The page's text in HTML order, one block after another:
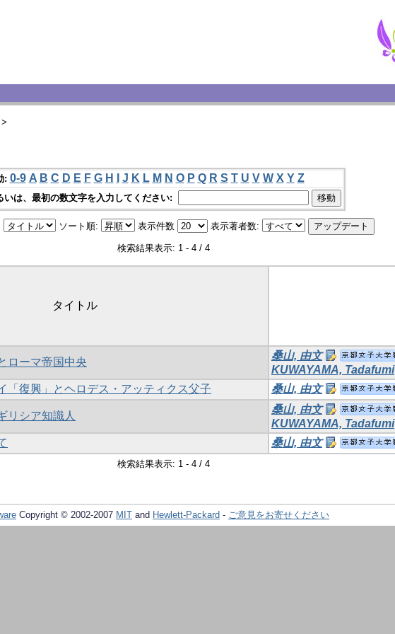
>
: 0-9 A B C D E F G H J K L M N O P Q R S T U V W X Y Z
いは、最初の数文字を入力してください:
ソート順: 表示件数 表示著者数:
検索結果表示: 1 - 4 / 4
タイトル
ローマ帝国中央
桑山, 由文
KUWAYAMA, Tadafumi
「復興」とヘロデス・アッティクス父子 桑山, 由文
リシア知識人
桑山, 由文
KUWAYAMA, Tadafumi
桑山, 由文
検索結果表示: 1 - 4 / 4
Copyright © 2002-2007 MIT and Hewlett-Packard - ご意見をお寄せください